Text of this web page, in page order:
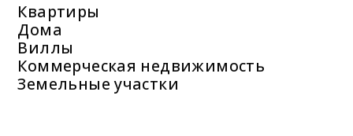
Квартиры
Дома
Виллы
Коммерческая недвижимость
Земельные участки